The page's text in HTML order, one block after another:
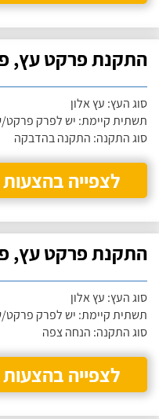
התקנת פרקט עץ,
סוג העץ: עץ אלון
תשתית קיימת: יש לפרק פרקט/
סוג התקנה: התקנה בהדבקה
לצפייה
התקנת פרקט עץ,
סוג העץ: עץ אלון
תשתית קיימת: יש לפרק פרקט/
סוג התקנה: הנחה צפה
לצפייה